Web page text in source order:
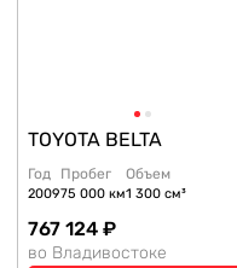
TOYOTA BELTA
Год
2009
Пробег
75 000 км
Объем
1 300 см³
767 124 ₽
во Владивостоке